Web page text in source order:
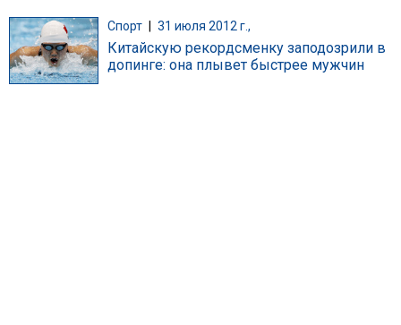
Спорт 31 июля 2012 г.,
Китайскую рекордсменку заподозрили в
допинге: она плывет быстрее мужчин